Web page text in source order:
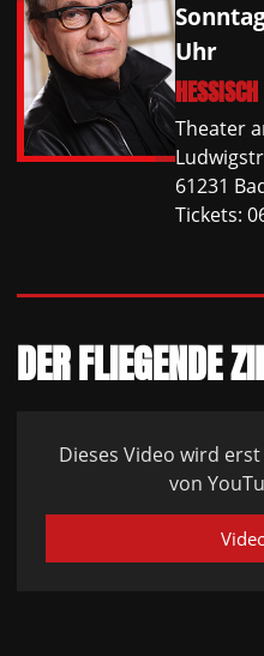
Uhr
Theater
61231
Tickets:
DER FLIEGENDE
Dieses Video wird
von